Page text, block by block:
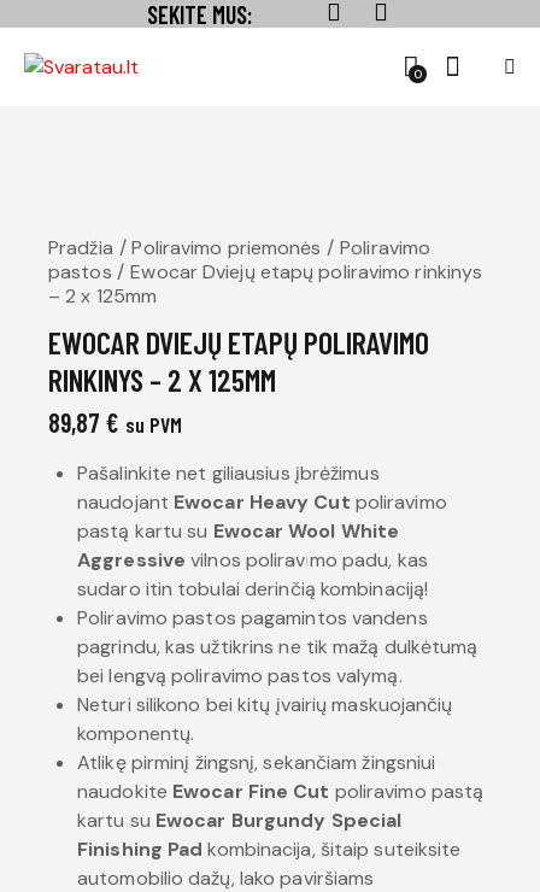
SEKITE MUS:
0
Pradžia Poliravimo priemonės
Poliravimo
pastos
Ewocar Dviejų etapų poliravimo rinkinys
– 2 x 125mm
EWOCAR DVIEJŲ ETAPŲ POLIRAVIMO
RINKINYS – 2 X 125MM
89,87 € su PVM
Pašalinkite net giliausius įbrėžimus
naudojant Ewocar Heavy Cut poliravimo
pastą kartu su Ewocar Wool White
Aggressive vilnos poliravimo padu, kas
sudaro itin tobulai derinčią kombinaciją!
Poliravimo pastos pagamintos vandens
pagrindu, kas užtikrins ne tik mažą dulkėtumą
bei lengvą poliravimo pastos valymą.
Neturi silikono bei kitų įvairių maskuojančių
komponentų.
Atlikę pirminį žingsnį, sekančiam žingsniui
naudokite Ewocar Fine Cut poliravimo pastą
kartu su Ewocar Burgundy Special
Finishing Pad kombinacija, šitaip suteiksite
automobilio dažų, lako paviršiams